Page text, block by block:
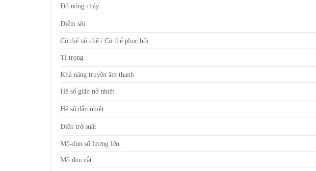
Độ nóng chảy
Điểm sôi
Có thể tái chế / Có thể phục hồi
Tỉ trọng
Khả năng truyền âm thanh
Hệ số giãn nở nhiệt
Hệ số dẫn nhiệt
Điện trở suất
Mô-đun số lượng lớn
Mô đun cắt